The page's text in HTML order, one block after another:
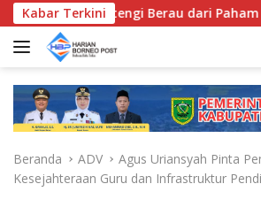
a
Kabar Terkini
Bentengi Berau dari Paham
Beranda ADV
Agus Uriansyah Pinta
Kesejahteraan Guru dan Infrastruktur